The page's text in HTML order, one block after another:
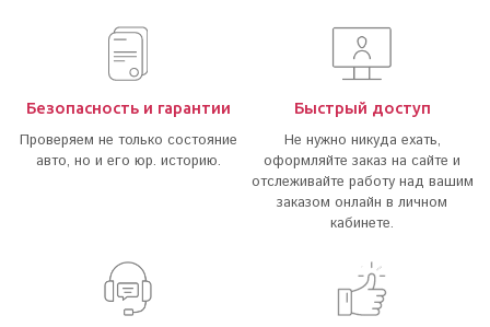
Безопасность и гарантии
Проверяем не только состояние
авто, но и его юр. историю.
Быстрый доступ
Не нужно никуда ехать,
оформляйте заказ на сайте и
отслеживайте работу над вашим
заказом онлайн в личном
кабинете.